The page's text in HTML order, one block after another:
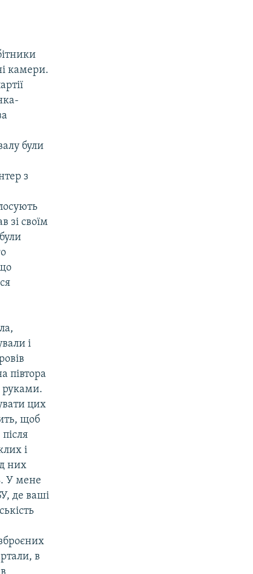
камери.
були
з
зі своїм
і
півтора
руками.
цих
щоб
і
них
У мене
де ваші
в